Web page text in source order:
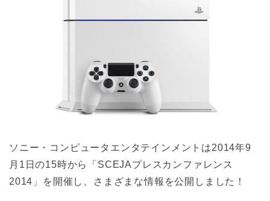
ソニー・コンピュータエンタテインメントは2014年9
月1日の15時から「SCEJAプレスカンファレンス
2014」を開催し、さまざまな情報を公開しました！